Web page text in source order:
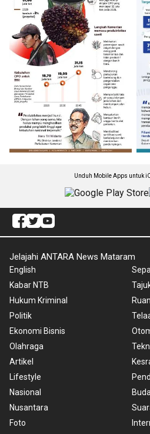
Unduh Mobile Apps untuk
Jelajahi ANTARA News Mataram
English
Kabar NTB
Hukum Kriminal
Politik
Ekonomi Bisnis
Olahraga
Artikel
Lifestyle
Nasional
Nusantara
Foto